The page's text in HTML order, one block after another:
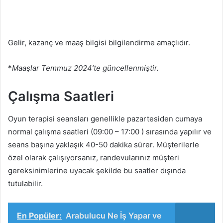
Gelir, kazanç ve maaş bilgisi bilgilendirme amaçlıdır.
*Maaşlar Temmuz 2024’te güncellenmiştir.
Çalışma Saatleri
Oyun terapisi seansları genellikle pazartesiden cumaya
normal çalışma saatleri (09:00 – 17:00 ) sırasında yapılır ve
seans başına yaklaşık 40-50 dakika sürer. Müşterilerle
özel olarak çalışıyorsanız, randevularınız müşteri
gereksinimlerine uyacak şekilde bu saatler dışında
tutulabilir.
En Popüler: Arabulucu Ne İş Yapar ve